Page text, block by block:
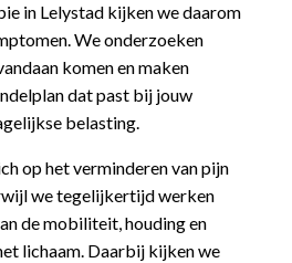
in Lelystad kijken we daarom
We onderzoeken
komen en maken
dat past bij jouw
belasting.
op het verminderen van pijn
we tegelijkertijd werken
de mobiliteit, houding en
lichaam. Daarbij kijken we